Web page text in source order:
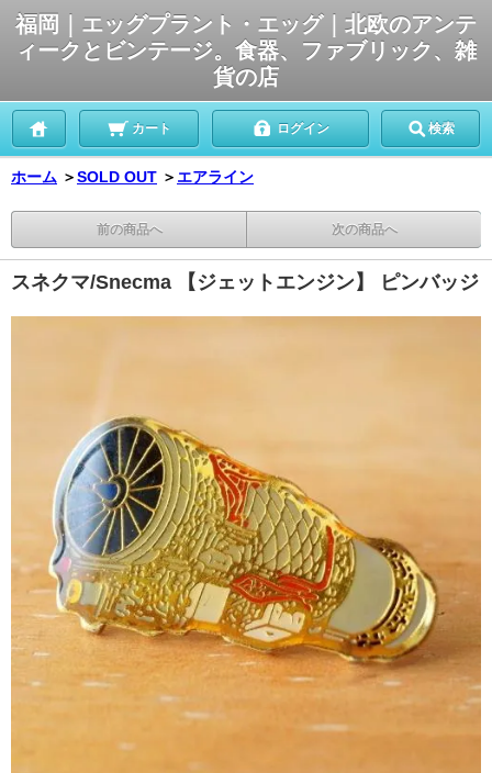
福岡｜エッグプラント・エッグ｜北欧のアンテ
ィークとビンテージ。食器、ファブリック、雑
貨の店
カート ログイン 検索
ホーム ＞SOLD OUT ＞ エアライン
前の商品へ 次の商品へ
スネクマ/Snecma 【ジェットエンジン】 ピンバッジ